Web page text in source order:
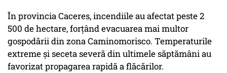
În provincia Caceres, incendiile au afectat peste 2
500 de hectare, forțând evacuarea mai multor
gospodării din zona Caminomorisco. Temperaturile
extreme și seceta severă din ultimele săptămâni au
favorizat propagarea rapidă a flăcărilor.